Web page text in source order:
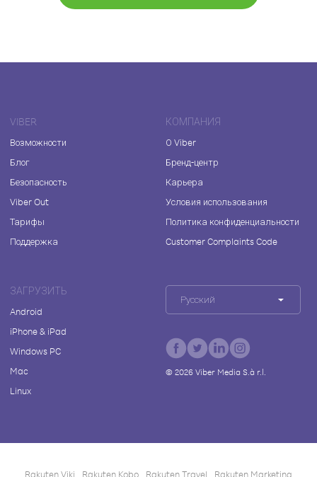
VIBER
Возможности
Блог
Безопасность
Viber Out
Тарифы
Поддержка
КОМПАНИЯ
О Viber
Бренд-центр
Карьера
Условия использования
Политика конфиденциальности
Customer Complaints Code
ЗАГРУЗИТЬ
Android
iPhone & iPad
Windows PC
Mac
Linux
Русский
© 2026Viber Media S.à r.l.
Rakuten Viki Rakuten Kobo Rakuten Travel Rakuten Marketing